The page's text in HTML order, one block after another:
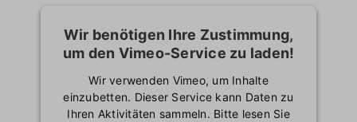
Wir benötigen Ihre Zustimmung,
um den Vimeo-Service zu laden!
Wir verwenden Vimeo, um Inhalte
einzubetten. Dieser Service kann Daten zu
Ihren Aktivitäten sammeln. Bitte lesen Sie